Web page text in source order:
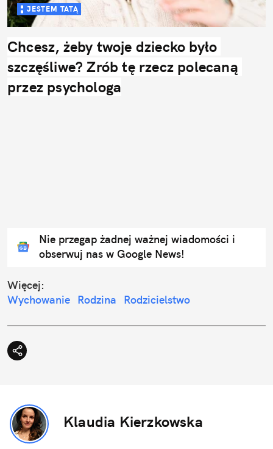
JESTEM TATĄ
Chcesz, żeby twoje dziecko było
szczęśliwe? Zrób tę rzecz polecaną
przez psychologa
Nie przegap żadnej ważnej wiadomości i
obserwuj nas w Google News!
Więcej:
Wychowanie Rodzina Rodzicielstwo
Klaudia Kierzkowska